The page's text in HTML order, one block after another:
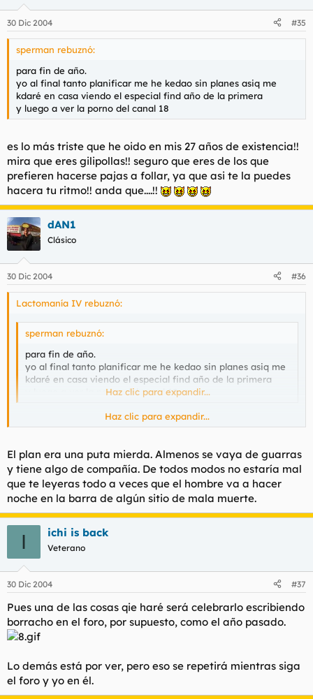
30 Dic 2004 #35
sperman rebuznó:
para fin de año.
yo al final tanto planificar me he kedao sin planes asiq me
kdaré en casa viendo el especial find año de la primera
y luego a ver la porno del canal 18
es lo más triste que he oido en mis 27 años de existencia!!
mira que eres gilipollas!! seguro que eres de los que
prefieren hacerse pajas a follar, ya que asi te la puedes
hacera tu ritmo!! anda que....!!
dAN1
Clásico
30 Dic 2004 #36
Lactomanía IV rebuznó:
sperman rebuznó:
para fin de año.
yo al final tanto planificar me he kedao sin planes asiq me
kdaré en casa viendo el especial find año de la primera
y luego a ver la porno del canal 18
Haz clic para expandir...
es lo más triste que he oido en mis 27 años de existencia!! mira
hacerse pajas a follar, ya que asi te la puedes hacera tu ritmo!!
anda que....!!
Haz clic para expandir...
El plan era una puta mierda. Almenos se vaya de guarras
y tiene algo de compañía. De todos modos no estaría mal
que te leyeras todo a veces que el hombre va a hacer
noche en la barra de algún sitio de mala muerte.
I ichi is back
Veterano
30 Dic 2004 #37
Pues una de las cosas qie haré será celebrarlo escribiendo
borracho en el foro, por supuesto, como el año pasado.
Lo demás está por ver, pero eso se repetirá mientras siga
el foro y yo en él.